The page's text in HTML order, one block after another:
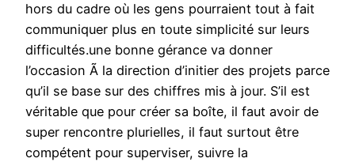
hors du cadre où les gens pourraient tout à fait
communiquer plus en toute simplicité sur leurs
difficultés.une bonne gérance va donner
l’occasion Ã la direction d’initier des projets parce
qu’il se base sur des chiffres mis à jour. S’il est
véritable que pour créer sa boîte, il faut avoir de
super rencontre plurielles, il faut surtout être
compétent pour superviser, suivre la